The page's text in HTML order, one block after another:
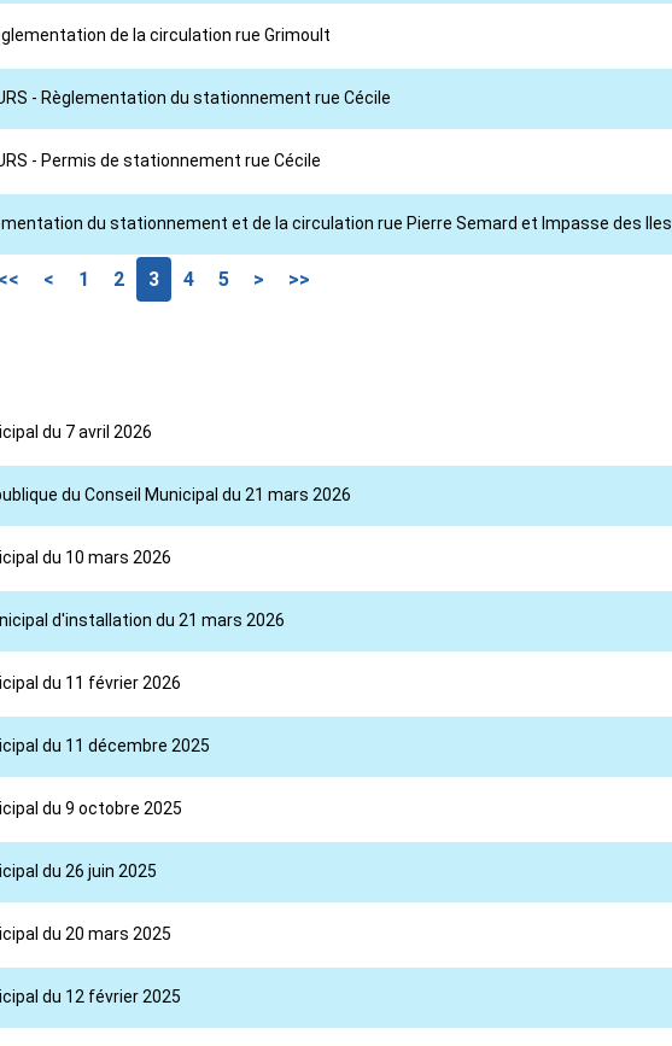
de la circulation rue Grimoult
- Règlementation du stationnement rue Cécile
- Permis de stationnement rue Cécile
du stationnement et de la circulation rue Pierre Semard et Impasse des Iles
<< < 1 2 3 4 5 > >>
du 7 avril 2026
du Conseil Municipal du 21 mars 2026
du 10 mars 2026
d'installation du 21 mars 2026
du 11 février 2026
du 11 décembre 2025
du 9 octobre 2025
du 26 juin 2025
du 20 mars 2025
du 12 février 2025